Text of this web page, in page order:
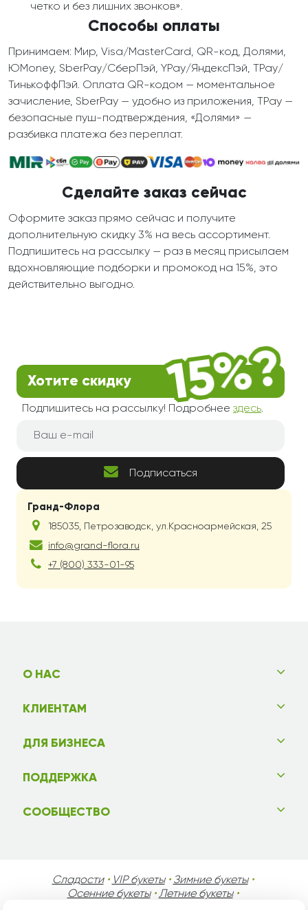
четко и без лишних звонков».
Способы оплаты
Принимаем: Мир, Visa/MasterCard, QR-код, Долями,
ЮMoney, SberPay/СберПэй, YPay/ЯндексПэй, TPay/
ТинькоффПэй. Оплата QR-кодом — моментальное
зачисление, SberPay — удобно из приложения, TPay —
безопасные пуш-подтверждения, «Долями» —
разбивка платежа без переплат.
Сделайте заказ сейчас
Оформите заказ прямо сейчас и получите
дополнительную скидку 3% на весь ассортимент.
Подпишитесь на рассылку — раз в месяц присылаем
вдохновляющие подборки и промокод на 15%, это
действительно выгодно.
Гранд-Флора
185035 Петрозаводск ул.Красноармейская, 25
info@grand-flora.ru
+7 (800) 333-01-95
Хотите скидку
Подпишитесь на рассылку! Подробнее здесь.
Подписаться
О НАС
КЛИЕНТАМ
ДЛЯ БИЗНЕСА
ПОДДЕРЖКА
СООБЩЕСТВО
Сладости• VIP букеты• Зимние букеты•
Осенние букеты•Летние букеты•